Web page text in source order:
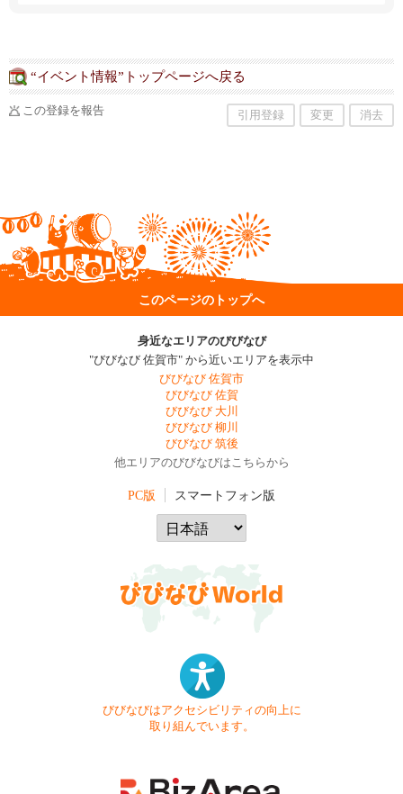
“イベント情報”トップページへ戻る
この登録を報告 引用登録 変更 消去
このページのトップへ
身近なエリアのびびなび
"びびなび 佐賀市" から近いエリアを表示中
びびなび 佐賀市
びびなび 佐賀
びびなび 大川
びびなび 柳川
びびなび 筑後
他エリアのびびなびはこちらから
PC版 スマートフォン版
びびなびはアクセシビリティの向上に
取り組んでいます。